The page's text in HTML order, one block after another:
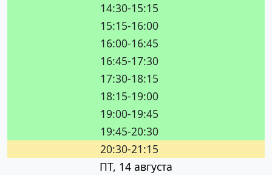
14:30-15:15
15:15-16:00
16:00-16:45
16:45-17:30
17:30-18:15
18:15-19:00
19:00-19:45
19:45-20:30
20:30-21:15
ПТ, 14 августа